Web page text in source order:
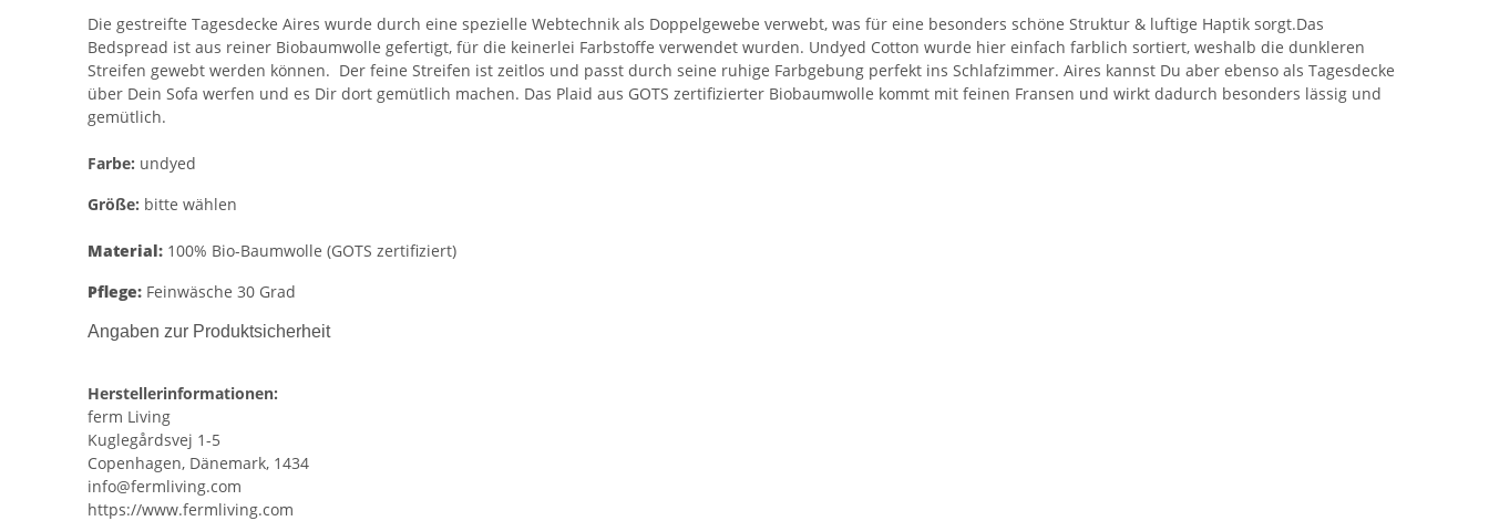
Die gestreifte Tagesdecke Aires wurde durch eine spezielle Webtechnik als Doppelgewebe verwebt, was für eine besonders schöne Struktur & luftige Haptik sorgt.Das
Bedspread ist aus reiner Biobaumwolle gefertigt, für die keinerlei Farbstoffe verwendet wurden. Undyed Cotton wurde hier einfach farblich sortiert, weshalb die dunkleren
Streifen gewebt werden können. Der feine Streifen ist zeitlos und passt durch seine ruhige Farbgebung perfekt ins Schlafzimmer. Aires kannst Du aber ebenso als Tagesdecke
über Dein Sofa werfen und es Dir dort gemütlich machen. Das Plaid aus GOTS zertifizierter Biobaumwolle kommt mit feinen Fransen und wirkt dadurch besonders lässig und
gemütlich.
Farbe: undyed
Größe: bitte wählen
Material: 100% Bio-Baumwolle (GOTS zertifiziert)
Pflege: Feinwäsche 30 Grad
Angaben zur Produktsicherheit
Herstellerinformationen:
ferm Living
Kuglegårdsvej 1-5
Copenhagen, Dänemark, 1434
info@fermliving.com
https://www.fermliving.com